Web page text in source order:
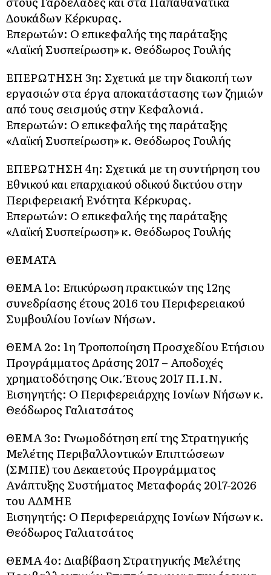
Δουκάδων Κέρκυρας.
Επερωτών: Ο επικεφαλής της παράταξης
«Λαϊκή Συσπείρωση» κ. Θεόδωρος Γουλής
ΕΠΕΡΩΤΗΣΗ 3η: Σχετικά με την διακοπή των
εργασιών στα έργα αποκατάστασης των ζημιών
από τους σεισμούς στην Κεφαλονιά.
Επερωτών: Ο επικεφαλής της παράταξης
«Λαϊκή Συσπείρωση» κ. Θεόδωρος Γουλής
ΕΠΕΡΩΤΗΣΗ 4η: Σχετικά με τη συντήρηση του
Εθνικού και επαρχιακού οδικού δικτύου στην
Περιφερειακή Ενότητα Κέρκυρας.
Επερωτών: Ο επικεφαλής της παράταξης
«Λαϊκή Συσπείρωση» κ. Θεόδωρος Γουλής
ΘΕΜΑΤΑ
ΘΕΜΑ 1o: Επικύρωση πρακτικών της 12ης
συνεδρίασης έτους 2016 του Περιφερειακού
Συμβουλίου Ιονίων Νήσων.
ΘΕΜΑ 2o: 1η Τροποποίηση Προσχεδίου Ετήσιου
Προγράμματος Δράσης 2017 – Αποδοχές
χρηματοδότησης Οικ. Έτους 2017 Π.Ι.Ν.
Εισηγητής: Ο Περιφερειάρχης Ιονίων Νήσων κ.
Θεόδωρος Γαλιατσάτος
ΘΕΜΑ 3o: Γνωμοδότηση επί της Στρατηγικής
Μελέτης Περιβαλλοντικών Επιπτώσεων
(ΣΜΠΕ) του Δεκαετούς Προγράμματος
Ανάπτυξης Συστήματος Μεταφοράς 2017-2026
του ΑΔΜΗΕ
Εισηγητής: Ο Περιφερειάρχης Ιονίων Νήσων κ.
Θεόδωρος Γαλιατσάτος
ΘΕΜΑ 4o: Διαβίβαση Στρατηγικής Μελέτης